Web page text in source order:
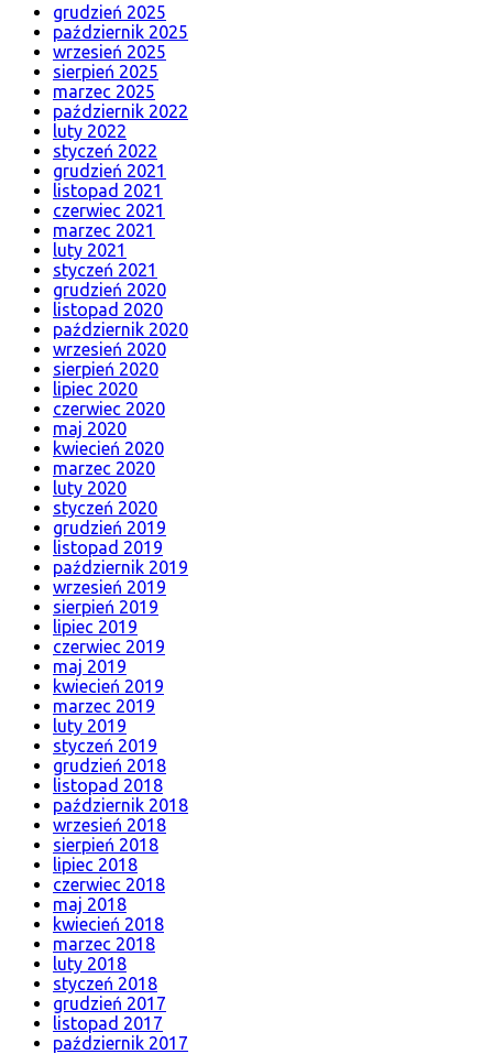
grudzień 2025
październik 2025
wrzesień 2025
sierpień 2025
marzec 2025
październik 2022
luty 2022
styczeń 2022
grudzień 2021
listopad 2021
czerwiec 2021
marzec 2021
luty 2021
styczeń 2021
grudzień 2020
listopad 2020
październik 2020
wrzesień 2020
sierpień 2020
lipiec 2020
czerwiec 2020
maj 2020
kwiecień 2020
marzec 2020
luty 2020
styczeń 2020
grudzień 2019
listopad 2019
październik 2019
wrzesień 2019
sierpień 2019
lipiec 2019
czerwiec 2019
maj 2019
kwiecień 2019
marzec 2019
luty 2019
styczeń 2019
grudzień 2018
listopad 2018
październik 2018
wrzesień 2018
sierpień 2018
lipiec 2018
czerwiec 2018
maj 2018
kwiecień 2018
marzec 2018
luty 2018
styczeń 2018
grudzień 2017
listopad 2017
październik 2017